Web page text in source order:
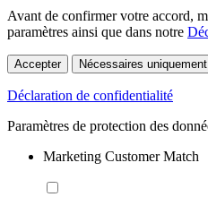
Avant de confirmer votre accord,
paramètres ainsi que dans notre
Accepter Nécessaires uniquement
Déclaration de confidentialité
Paramètres de protection des
Marketing Customer Match